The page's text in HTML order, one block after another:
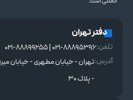
دفتر تهران
تلفن:021-88895396 | 021-88899255
آدرس:
- پلاک ۳۰